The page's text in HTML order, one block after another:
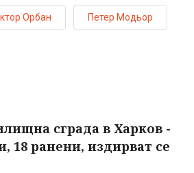
Орбан Петер Модьор
сграда в Харков -
18 ранени, издирват се